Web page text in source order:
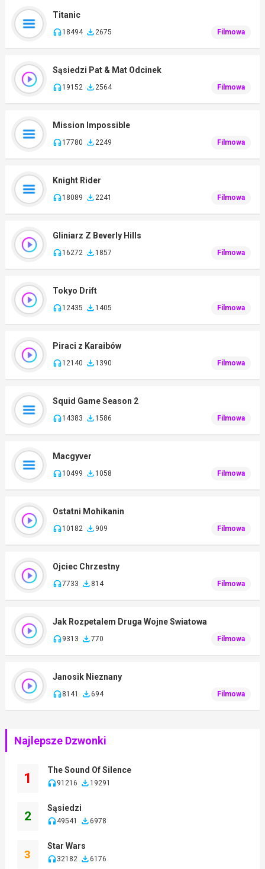
Titanic
18494 2675 Filmowa
Sąsiedzi Pat & Mat Odcinek
19152 2564 Filmowa
Mission Impossible
17780 2249 Filmowa
Knight Rider
18089 2241 Filmowa
Gliniarz Z Beverly Hills
16272 1857 Filmowa
Tokyo Drift
12435 1405 Filmowa
Piraci z Karaibów
12140 1390 Filmowa
Squid Game Season 2
14383 1586 Filmowa
Macgyver
10499 1058 Filmowa
Ostatni Mohikanin
10182 909 Filmowa
Ojciec Chrzestny
7733 814 Filmowa
Jak Rozpetalem Druga Wojne Swiatowa
9313 770 Filmowa
Janosik Nieznany
8141 694 Filmowa
Najlepsze Dzwonki
1
The Sound Of Silence
91216 19291
2
Sąsiedzi
49541 6978
3
Star Wars
32182 6176